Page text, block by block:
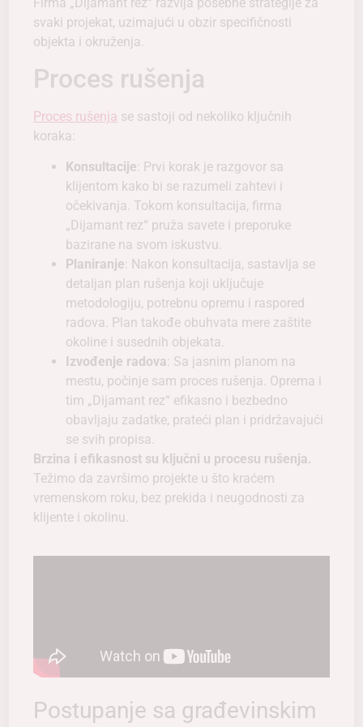
svaki projekat, uzimajući u obzir specifičnosti
objekta i okruženja.
Proces rušenja
Proces rušenja se sastoji od nekoliko ključnih
koraka:
Konsultacije: Prvi korak je razgovor sa
klijentom kako bi se razumeli zahtevi i
očekivanja. Tokom konsultacija, firma
„Dijamant rez“ pruža savete i preporuke
bazirane na svom iskustvu.
Planiranje: Nakon konsultacija, sastavlja se
detaljan plan rušenja koji uključuje
metodologiju, potrebnu opremu i raspored
radova. Plan takođe obuhvata mere zaštite
okoline i susednih objekata.
Izvođenje radova: Sa jasnim planom na
mestu, počinje sam proces rušenja. Oprema i
tim „Dijamant rez“ efikasno i bezbedno
obavljaju zadatke, prateći plan i pridržavajući
se svih propisa.
Brzina i efikasnost su ključni u procesu rušenja.
Težimo da završimo projekte u što kraćem
vremenskom roku, bez prekida i neugodnosti za
klijente i okolinu.
Postupanje sa građevinskim